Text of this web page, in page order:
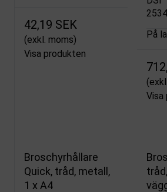
42,19 SEK
(exkl. moms)
Visa produkten
2534
På
Visa
Broschyrhållare
Quick, tråd, metall,
1 x A4
tråd,